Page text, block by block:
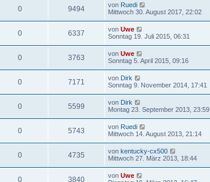
0 9494 von Ruedi
Mittwoch 30. August 2017, 22:02
0 6337 von Uwe
Sonntag 19. Juli 2015, 06:31
0 3763 von Uwe
Sonntag 5. April 2015, 09:16
0 7171 von Dirk
Sonntag 9. November 2014, 17:41
0 5599 von Dirk
Montag 23. September 2013, 23:59
0 5743 von Ruedi
Mittwoch 14. August 2013, 21:14
0 4735 von kentucky-cx500
Mittwoch 27. März 2013, 18:44
0 3840 von Uwe